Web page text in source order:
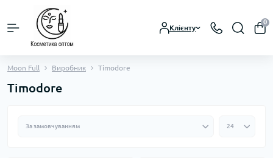
Клієнту
0
Moon Full Виробник Timodore
Timodore